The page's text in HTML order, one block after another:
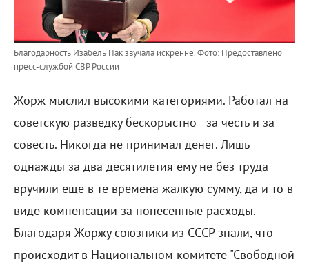
Благодарность Изабель Пак звучала искренне.Фото: Предоставлено
пресс-службой СВР России
Жорж мыслил высокими категориями. Работал на
советскую разведку бескорыстно - за честь и за
совесть. Никогда не принимал денег. Лишь
однажды за два десятилетия ему не без труда
вручили еще в те времена жалкую сумму, да и то в
виде компенсации за понесенные расходы.
Благодаря Жоржу союзники из СССР знали, что
происходит в Национальном комитете "Свободной